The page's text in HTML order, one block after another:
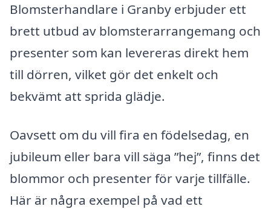
Blomsterhandlare i Granby erbjuder ett
brett utbud av blomsterarrangemang och
presenter som kan levereras direkt hem
till dörren, vilket gör det enkelt och
bekvämt att sprida glädje.
Oavsett om du vill fira en födelsedag, en
jubileum eller bara vill säga ”hej”, finns det
blommor och presenter för varje tillfälle.
Här är några exempel på vad ett